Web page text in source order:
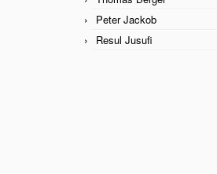
Peter Jackob
Resul Jusufi